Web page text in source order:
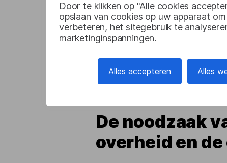
Door te klikken op "Alle cookies
opslaan van cookies op uw apparaat
verbeteren, het sitegebruik te
marketinginspanningen.
Alles accepteren Alles
De noodzaak
overheid en